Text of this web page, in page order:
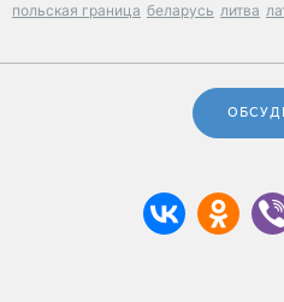
польская граница беларусь литва